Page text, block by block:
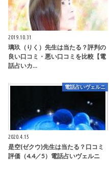
2019.10.31
璃玖（りく）先生は当たる？評判の
良い口コミ・悪い口コミを比較【電
話占いカ…
電話占いヴェルニ
2020.4.15
是空(ゼクウ)先生は当たる？口コミ
評価（4.4／5）電話占いヴェルニ